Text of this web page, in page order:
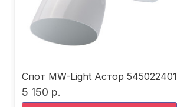
Спот MW-Light Астор 545022401
5 150 р.